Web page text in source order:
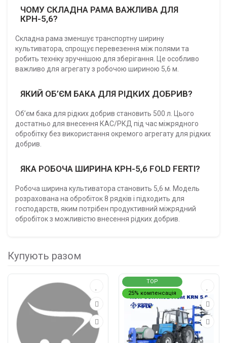
ЧОМУ СКЛАДНА РАМА ВАЖЛИВА ДЛЯ
КРН-5,6?
Складна рама зменшує транспортну ширину
культиватора, спрощує перевезення між полями та
робить техніку зручнішою для зберігання. Це особливо
важливо для агрегату з робочою шириною 5,6 м.
ЯКИЙ ОБ’ЄМ БАКА ДЛЯ РІДКИХ ДОБРИВ?
Об’єм бака для рідких добрив становить 500 л. Цього
достатньо для внесення КАС/РКД під час міжрядного
обробітку без використання окремого агрегату для рідких
добрив.
ЯКА РОБОЧА ШИРИНА КРН-5,6 FOLD FERTI?
Робоча ширина культиватора становить 5,6 м. Модель
розрахована на обробіток 8 рядків і підходить для
господарств, яким потрібен продуктивний міжрядний
обробіток з можливістю внесення рідких добрив.
Купують разом
TOP
25% компенсація